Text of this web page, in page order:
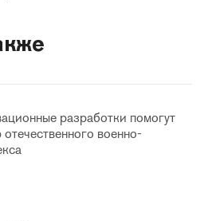
разработки помогут
военно-